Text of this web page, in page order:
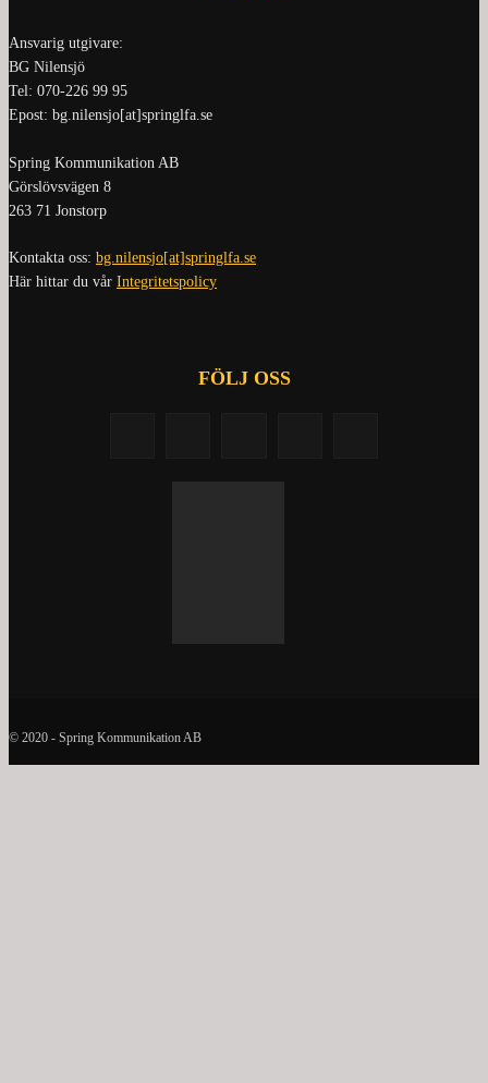
Ansvarig utgivare:
BG Nilensjö
Tel: 070-226 99 95
Epost: bg.nilensjo[at]springlfa.se
Spring Kommunikation AB
Görslövsvägen 8
263 71 Jonstorp
Kontakta oss: bg.nilensjo[at]springlfa.se
Här hittar du vår Integritetspolicy
FÖLJ OSS
© 2020 - Spring Kommunikation AB